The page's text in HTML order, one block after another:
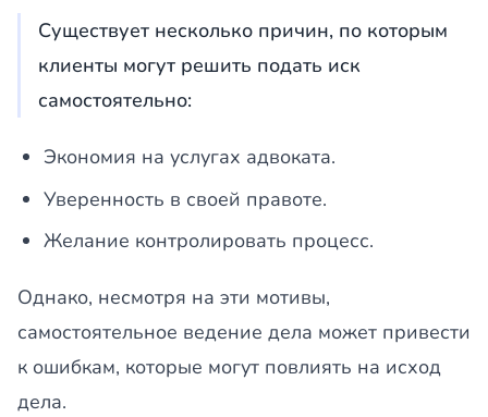
Существует несколько причин, по которым
клиенты могут решить подать иск
самостоятельно:
Экономия на услугах адвоката.
Уверенность в своей правоте.
Желание контролировать процесс.
Однако, несмотря на эти мотивы,
самостоятельное ведение дела может привести
к ошибкам, которые могут повлиять на исход
дела.